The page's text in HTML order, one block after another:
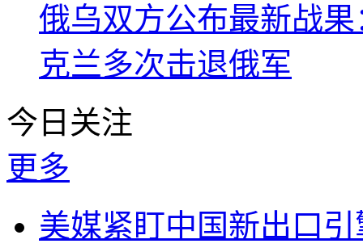
俄乌双方公布最新战
克兰多次击退俄军
今日关注
更多
美媒紧盯中国新出口